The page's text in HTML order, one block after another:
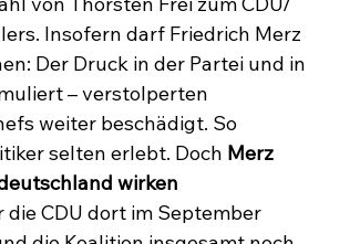
Insofern darf Friedrich Merz
Der Druck in der Partei und in
– verstolperten
weiter beschädigt. So
selten erlebt. Doch Merz
wirken
CDU dort im September